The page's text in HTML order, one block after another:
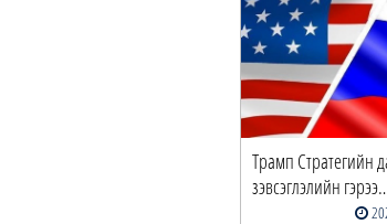
Трамп Стратегийн
зэвсэглэлийн